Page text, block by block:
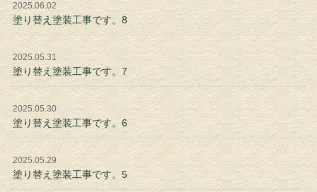
2025.06.02
塗り替え塗装工事です。8
2025.05.31
塗り替え塗装工事です。7
2025.05.30
塗り替え塗装工事です。6
2025.05.29
塗り替え塗装工事です。5